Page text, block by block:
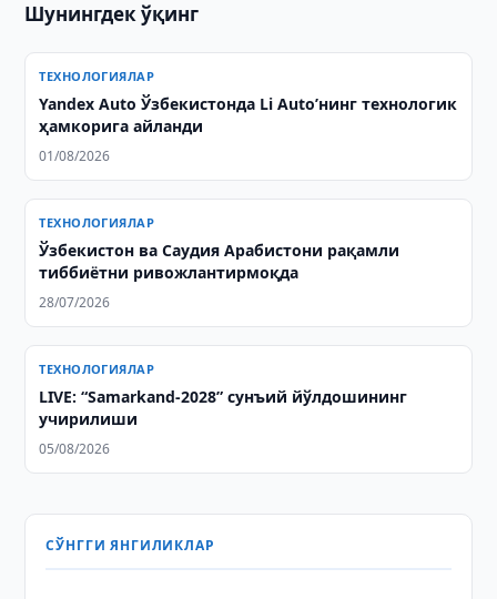
Шунингдек ўқинг
ТЕХНОЛОГИЯЛАР
Yandex Auto Ўзбекистонда Li Auto’нинг технологик
ҳамкорига айланди
01/08/2026
ТЕХНОЛОГИЯЛАР
Ўзбекистон ва Саудия Арабистони рақамли
тиббиётни ривожлантирмоқда
28/07/2026
ТЕХНОЛОГИЯЛАР
LIVE: “Samarkand-2028” сунъий йўлдошининг
учирилиши
05/08/2026
СЎНГГИ ЯНГИЛИКЛАР